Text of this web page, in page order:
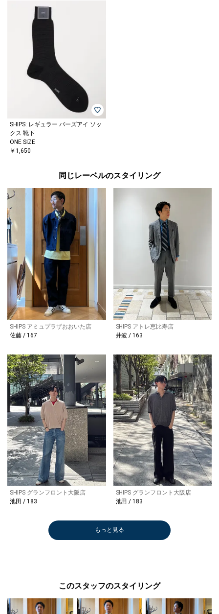
SHIPS: レギュラー バーズアイ ソッ
クス 靴下
ONE SIZE
￥1,650
同じレーベルのスタイリング
SHIPS アミュプラザおおいた店
佐藤 / 167
SHIPS アトレ恵比寿店
井波 / 163
SHIPS グランフロント大阪店
池田 / 183
SHIPS グランフロント大阪店
池田 / 183
もっと見る
このスタッフのスタイリング